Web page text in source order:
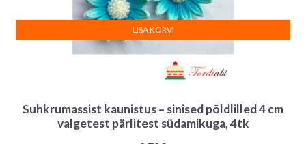
Suhkrumassist kaunistus – sinised põldlilled 4 cm
valgetest pärlitest südamikuga, 4tk
LISA KORVI